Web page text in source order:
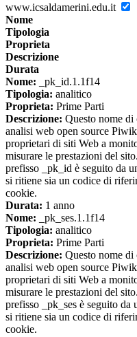
www.icsaldamerini.edu.it
Nome
Tipologia
Proprieta
Descrizione
Durata
Nome: _pk_id.1.1f14
Tipologia: analitico
Proprieta: Prime Parti
Descrizione: Questo nome di
analisi web open source
proprietari di siti Web a
misurare le prestazioni del
prefisso _pk_id è seguito da
si ritiene sia un codice di
cookie.
Durata: 1 anno
Nome: _pk_ses.1.1f14
Tipologia: analitico
Proprieta: Prime Parti
Descrizione: Questo nome di
analisi web open source
proprietari di siti Web a
misurare le prestazioni del
prefisso _pk_ses è seguito da
si ritiene sia un codice di
cookie.